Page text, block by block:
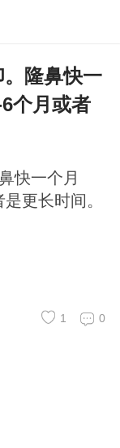
隆鼻快一
个月或者
快一个月
更长时间。
0
1